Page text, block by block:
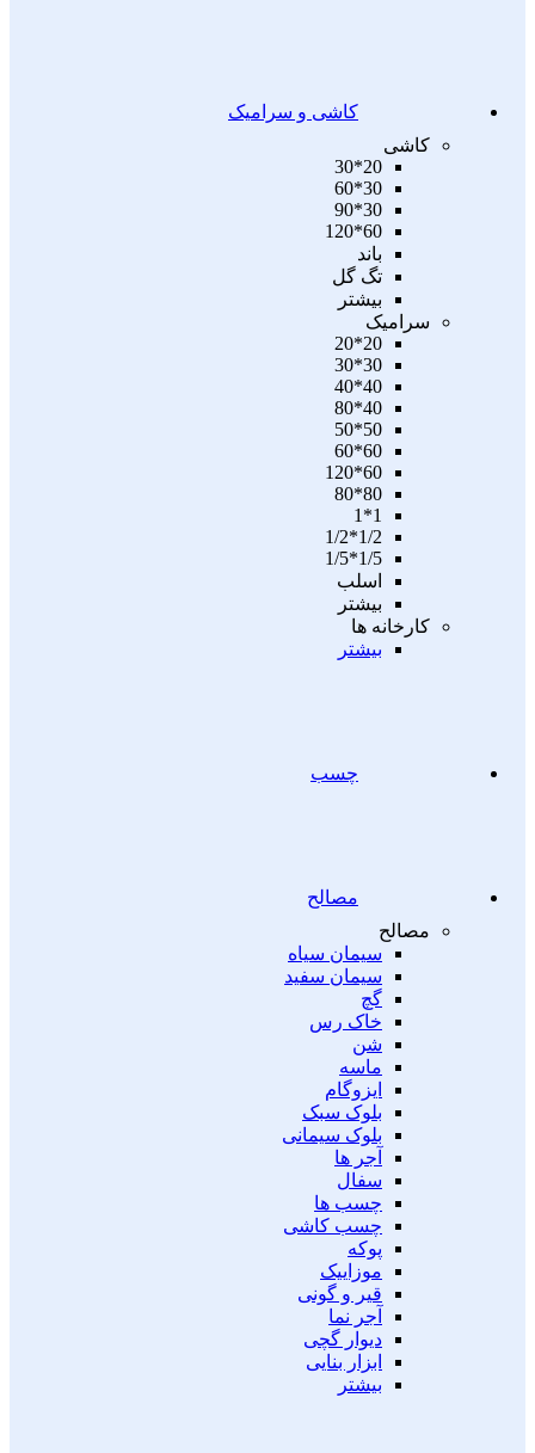
کاشی و سرامیک
کاشی
20*30
30*60
30*90
60*120
باند
تگ گل
بیشتر
سرامیک
20*20
30*30
40*40
40*80
50*50
60*60
60*120
80*80
1*1
1/2*1/2
1/5*1/5
اسلب
بیشتر
کارخانه ها
بیشتر
چسب
مصالح
مصالح
سیمان سیاه
سیمان سفید
گچ
خاک رس
شن
ماسه
ایزوگام
بلوک سبک
بلوک سیمانی
آجر ها
سفال
چسب ها
چسب کاشی
پوکه
موزاییک
قیر و گونی
آجر نما
دیوار گچی
ابزار بنایی
بیشتر